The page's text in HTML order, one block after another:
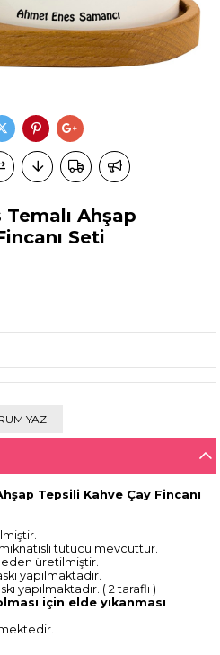
Temalı Ahşap
Seti
YAZ
Tepsili Kahve Çay Fincanı
tutucu mevcuttur.
üretilmiştir.
yapılmaktadır.
yapılmaktadır. ( 2 taraflı )
için elde yıkanması